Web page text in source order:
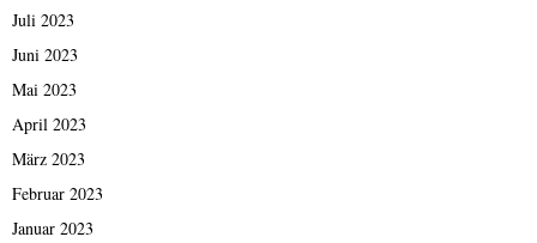
Juli 2023
Juni 2023
Mai 2023
April 2023
März 2023
Februar 2023
Januar 2023